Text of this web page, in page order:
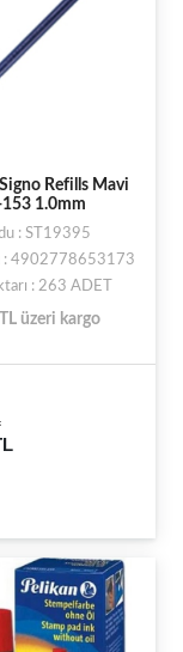
Refills Mavi
1.0mm
: ST19395
: 4902778653173
: 263 ADET
üzeri kargo